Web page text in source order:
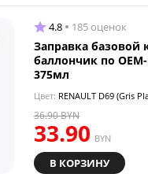
4.8 185 оценок
Заправка базовой
баллончик по
375мл
Цвет: RENAULT D69 (Gris
33.90 BYN
36.90BYN
В КОРЗИНУ